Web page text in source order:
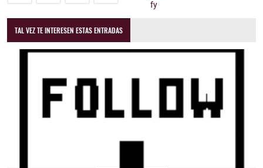
TAL VEZ TE INTERESEN ESTAS ENTRADAS